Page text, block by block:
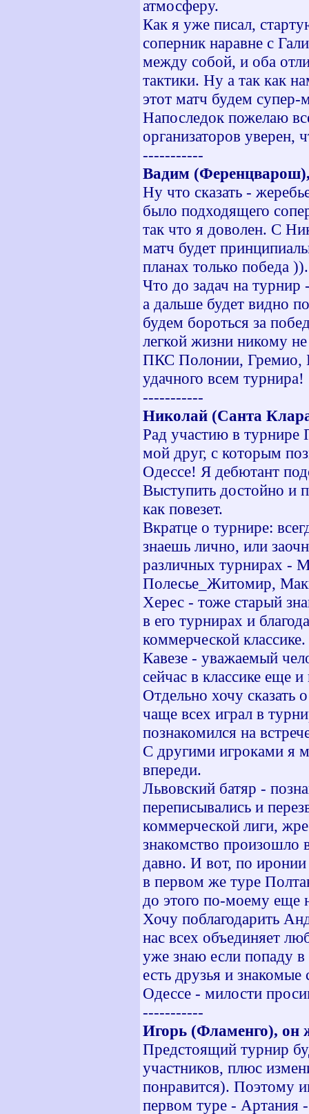
атмосферу.
Как я уже писал,
соперник наравне с
между собой, и оба
тактики. Ну а так как
этот матч будем
Напоследок пожелаю
организаторов уверен,
-----------
Вадим
Ну что сказать -
было подходящего
так что я доволен. С
матч будет
планах только победа )).
Что до задач на
а дальше будет видно
будем бороться за
легкой жизни никому
ПКС Полонии, Гремио,
удачного всем турнира!
-----------
Николай (Санта
Рад участию в турнире
мой друг, с которым
Одессе! Я дебютант
Выступить достойно и
как повезет.
Вкратце о турнире:
знаешь лично, или
различных турнирах -
Полесье_Житомир,
Херес - тоже старый
в его турнирах и
коммерческой классике.
Кавезе - уважаемый
сейчас в классике еще
Отдельно хочу
чаще всех играл в
познакомился на
С другими игроками я
впереди.
Львовский батяр -
переписывались и
коммерческой лиги,
знакомство произошло
давно. И вот, по
в первом же туре
до этого по-моему еще
Хочу поблагодарить
нас всех объединяет
уже знаю если попаду
есть друзья и знакомые
Одессе - милости
-----------
Игорь (Фламенго), он
Предстоящий турнир
участников, плюс
понравится). Поэтому
первом туре - Артания